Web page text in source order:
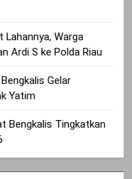
Warga
Ardi S ke Polda Riau
Gelar
Yatim
Bengkalis Tingkatkan